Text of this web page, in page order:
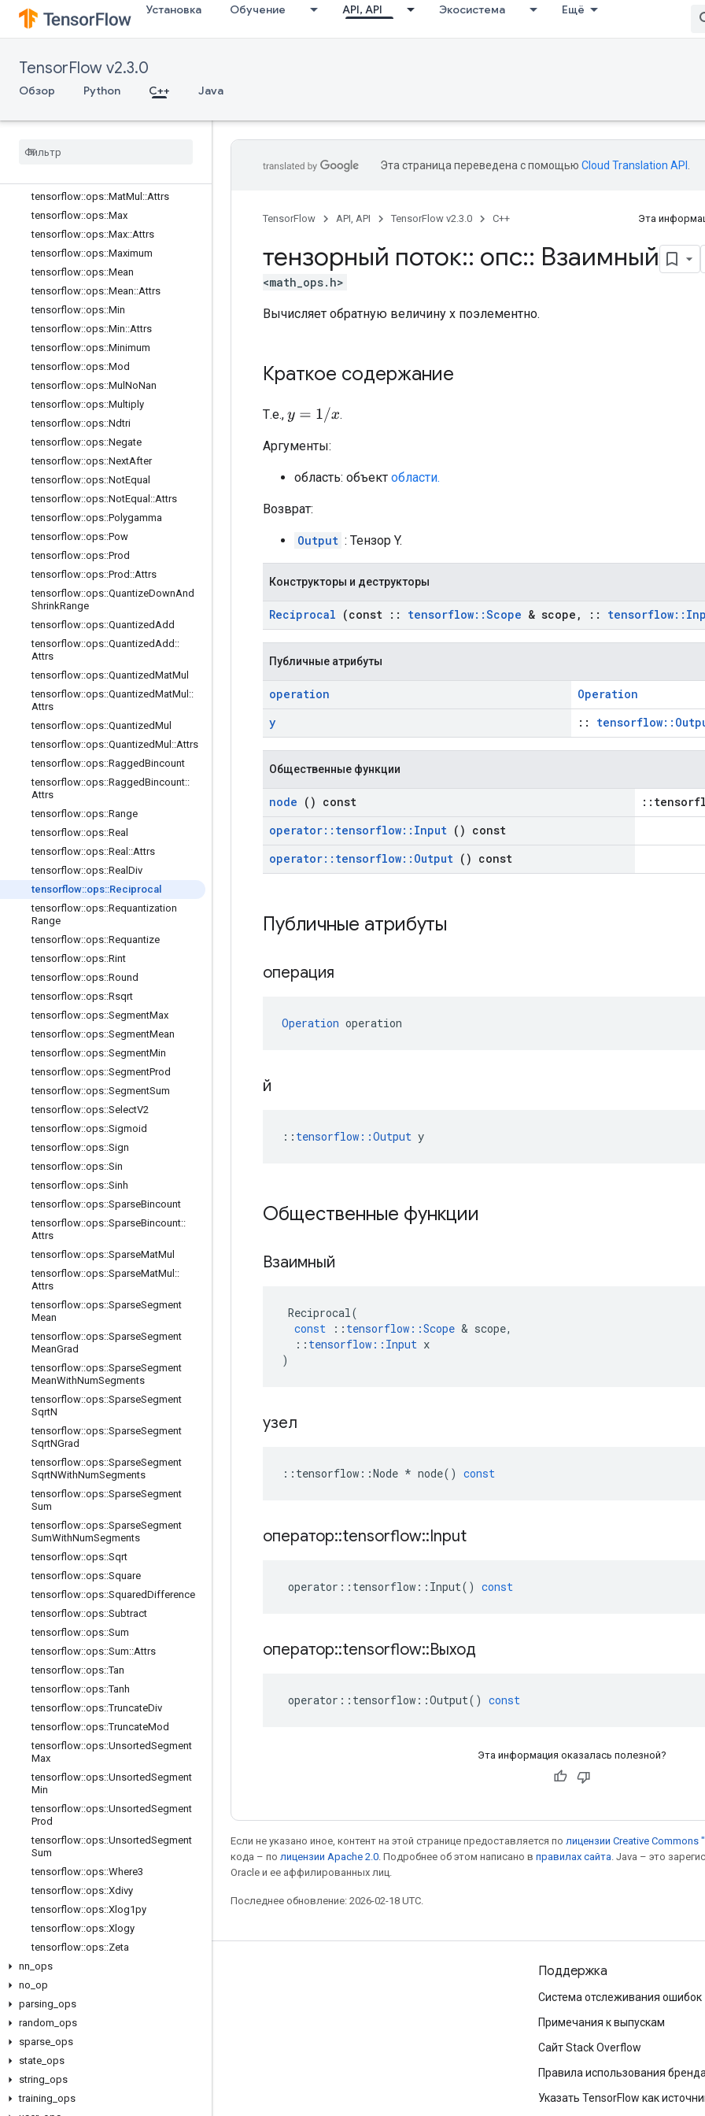
Установка Обучение API, API Экосистема Ещё
TensorFlow v2.3.0
Обзор Python C++ Java
tensorflow::ops::IsNan
tensorflow::ops::Less
tensorflow::ops::Lgamma
tensorflow::ops::LogicalAnd
tensorflow
tensorflow::ops::MatMul ::Attrs
tensorflow::ops::Max
tensorflow::ops::Max::Attrs
tensorflow::ops::Maximum
tensorflow::ops::Mean
tensorflow::ops::Mean::Attrs
tensorflow::ops::Min
tensorflow::ops::Min::Attrs
tensorflow::ops::Minimum
tensorflow::ops::Mod
tensorflow::ops::Mul NoNan
tensorflow::ops::Multiply
tensorflow::ops::Ndtri
tensorflow::ops::Negate
tensorflow::ops::NextAfter
tensorflow::ops::NotEqual
tensorflow::ops::NotEqual ::Attrs
tensorflow::ops::Polygamma
tensorflow::ops::Pow
tensorflow::ops::Prod
tensorflow::ops::Prod ::Attrs
tensorflow::ops::QuantizeDownAnd
ShrinkRange
tensorflow::ops::QuantizedAdd
tensorflow::ops::QuantizedAdd ::
Attrs
tensorflow::ops::QuantizedMatMul
tensorflow::ops::QuantizedMatMul ::
Attrs
tensorflow::ops::QuantizedMul
tensorflow::ops::QuantizedMul ::Attrs
tensorflow::ops::RaggedBincount
tensorflow::ops::RaggedBincount::
Attrs
tensorflow::ops::Range
tensorflow::ops::Real
tensorflow::ops::Real ::Attrs
tensorflow::ops::Real Div
tensorflow::ops::Reciprocal
tensorflow::ops::Requantization
Range
tensorflow::ops::Requantize
tensorflow::ops::Rint
tensorflow::ops::Round
tensorflow::ops::Rsqrt
tensorflow::ops::SegmentMax
tensorflow::ops::SegmentMean
tensorflow::ops::SegmentMin
tensorflow::ops::SegmentProd
tensorflow::ops::SegmentSum
tensorflow::ops::SelectV2
tensorflow::ops::Sigmoid
tensorflow::ops::Sign
tensorflow::ops::Sin
tensorflow::ops::Sinh
tensorflow::ops::SparseBincount
tensorflow::ops::SparseBincount::
Attrs
tensorflow::ops::SparseMatMul
tensorflow::ops::SparseMatMul ::
Attrs
tensorflow::ops::SparseSegment
Mean
tensorflow::ops::SparseSegment
MeanGrad
tensorflow::ops::SparseSegment
MeanWithNumSegments
tensorflow::ops::SparseSegment
SqrtN
tensorflow::ops::SparseSegment
SqrtNGrad
tensorflow::ops::SparseSegment
SqrtNWithNumSegments
tensorflow::ops::SparseSegment
Sum
tensorflow::ops::SparseSegment
SumWithNumSegments
tensorflow::ops::Sqrt
tensorflow::ops::Square
tensorflow::ops::SquaredDifference
tensorflow::ops::Subtract
tensorflow::ops::Sum
tensorflow::ops::Sum::Attrs
tensorflow::ops::Tan
tensorflow::ops::Tanh
tensorflow::ops::TruncateDiv
tensorflow::ops::TruncateMod
tensorflow::ops::UnsortedSegment
Max
tensorflow::ops::UnsortedSegment
Min
tensorflow::ops::UnsortedSegment
Prod
tensorflow::ops::UnsortedSegment
Sum
tensorflow::ops::Where3
tensorflow::ops::Xdivy
tensorflow::ops::Xlog1py
tensorflow::ops::Xlogy
tensorflow::ops::Zeta
nn ops
no op
parsing ops
random ops
sparse ops
state ops
string ops
training ops
Эта страница переведена с помощью Cloud Translation API
TensorFlow API, API TensorFlow v2.3.0 C++ Эта
тензорный поток:: опс:: Взаимный
<math_ops.h>
Вычисляет обратную величину x поэлементно.
Краткое содержание
Т.е., y=1/ x .
Аргументы:
область: объект области.
Возврат:
Output : Тензор Y.
Конструкторы и деструкторы
Reciprocal (const :: tensorflow::Scope & scope , :: tensorflow::
Публичные атрибуты
operation
Operation
y
::
Общественные функции
node () const
operator:: tensorflow:: Input () const
operator:: tensorflow:: Output () const
Публичные атрибуты
операция
Operation operation
й
:: tensorflow::Output y
Общественные функции
Взаимный
Reciprocal(
const
:: tensorflow ::Scope & scope,
:: tensorflow :: Input x
)
узел
:: tensorflow ::Node * node() const
оператор::tensorflow::Input
operator :: tensorflow :: Input() const
оператор::tensorflow::Выход
operator :: tensorflow ::Output() const
Эта информация оказалась полезной?
Если не указано иное, контент на этой странице предоставляется по лицензии Creative Commons
кода – по лицензии Apache 2.0 . Подробнее об этом написано в правилах сайта . Java – это
Oracle и ее аффилированных лиц.
Последнее обновление: 2026-02-18 UTC.
Мы в социальных сетях
Форум
GitHub
YouTube
Поддержка
Система отслеживания ошибок
Примечания к выпускам
Сайт Stack Overflow
Правила использования бренда
Указать TensorFlow как